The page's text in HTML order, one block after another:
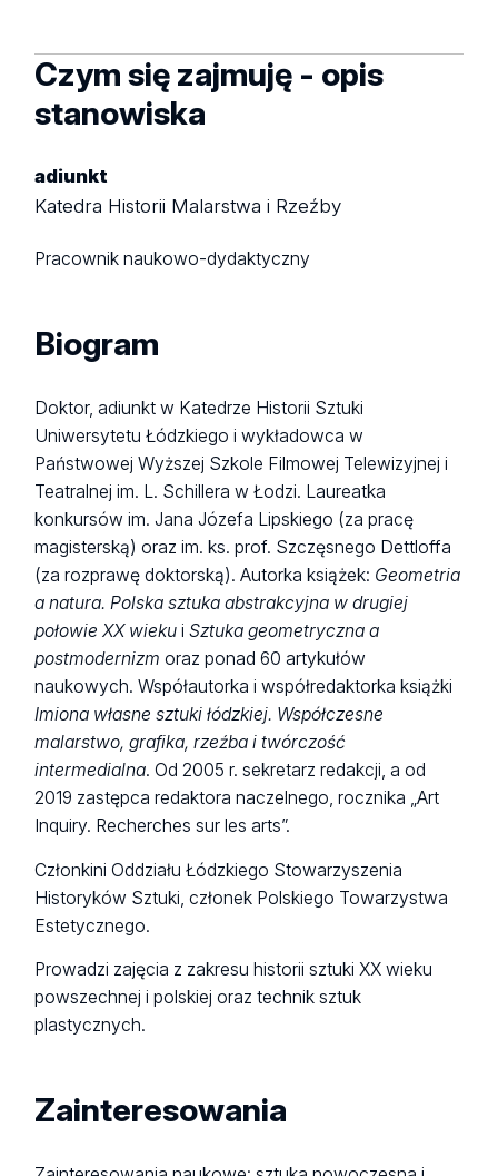
Czym się zajmuję - opis
stanowiska
adiunkt
Katedra Historii Malarstwa i Rzeźby
Pracownik naukowo-dydaktyczny
Biogram
Doktor, adiunkt w Katedrze Historii Sztuki
Uniwersytetu Łódzkiego i wykładowca w
Państwowej Wyższej Szkole Filmowej Telewizyjnej i
Teatralnej im. L. Schillera w Łodzi. Laureatka
konkursów im. Jana Józefa Lipskiego (za pracę
magisterską) oraz im. ks. prof. Szczęsnego Dettloffa
(za rozprawę doktorską). Autorka książek: Geometria
a natura. Polska sztuka abstrakcyjna w drugiej
połowie XX wieku iSztuka geometryczna a
postmodernizm oraz ponad 60 artykułów
naukowych. Współautorka i współredaktorka książki
Imiona własne sztuki łódzkiej. Współczesne
malarstwo, grafika, rzeźba i twórczość
intermedialna. Od 2005 r. sekretarz redakcji, a od
2019 zastępca redaktora naczelnego, rocznika „Art
Inquiry. Recherches sur les arts”.
Członkini Oddziału Łódzkiego Stowarzyszenia
Historyków Sztuki, członek Polskiego Towarzystwa
Estetycznego.
Prowadzi zajęcia z zakresu historii sztuki XX wieku
powszechnej i polskiej oraz technik sztuk
plastycznych.
Zainteresowania